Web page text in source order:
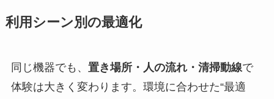
利用シーン別の最適化
同じ機器でも、 置き場所・人の流れ・清掃動線で
体験は大きく変わります。環境に合わせた“最適